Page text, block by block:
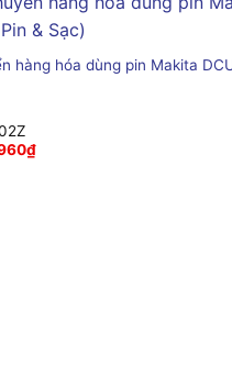
hàng hóa dùng pin Makita
₫